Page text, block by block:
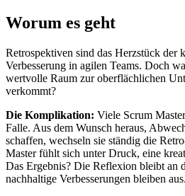
Worum es geht
Retrospektiven sind das Herzstück der
Verbesserung in agilen Teams. Doch
wertvolle Raum zur oberflächlichen
verkommt?
Die Komplikation: Viele Scrum
Falle. Aus dem Wunsch heraus,
schaffen, wechseln sie ständig die
Master fühlt sich unter Druck, eine
Das Ergebnis? Die Reflexion bleibt an
nachhaltige Verbesserungen bleiben aus.